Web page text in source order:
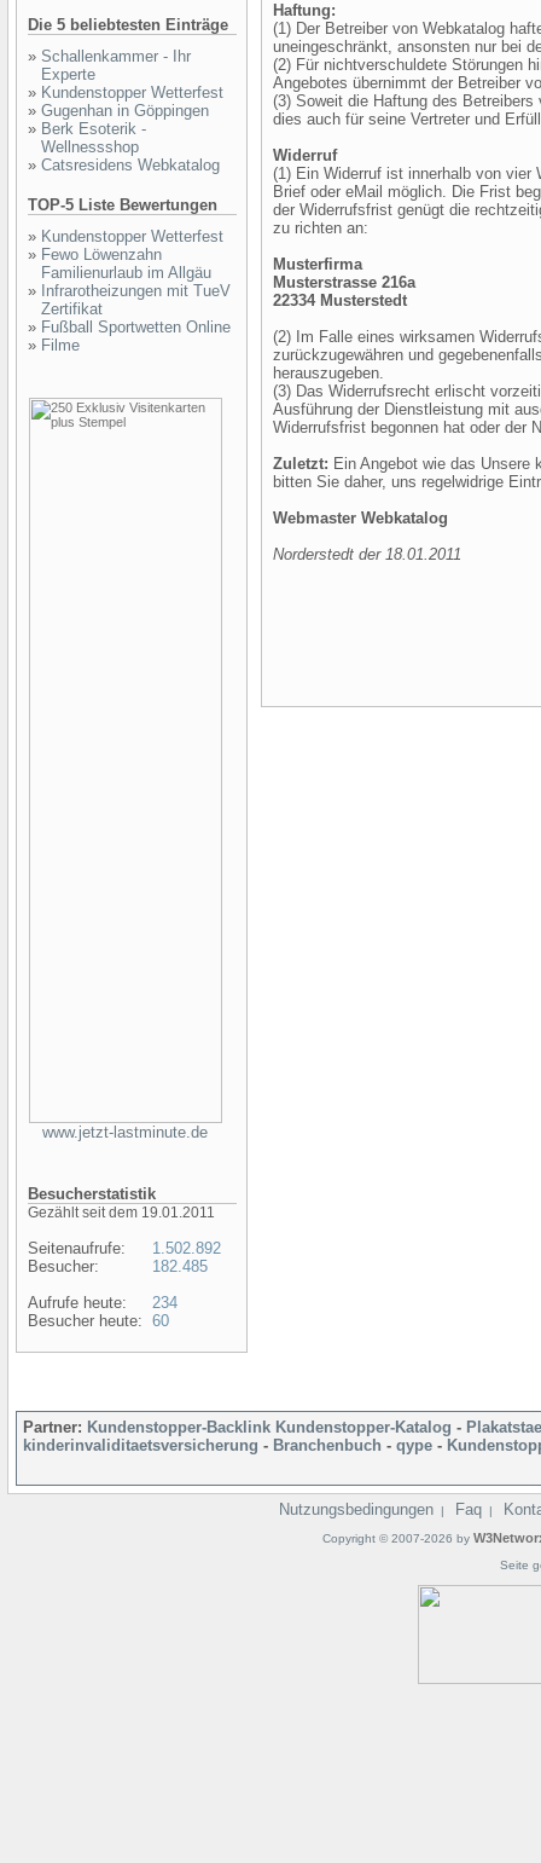
Die 5 beliebtesten Einträge
» Schallenkammer - Ihr
Experte
» Kundenstopper Wetterfest
» Gugenhan in Göppingen
» Berk Esoterik -
Wellnessshop
» Catsresidens Webkatalog
TOP-5 Liste Bewertungen
» Kundenstopper Wetterfest
» Fewo Löwenzahn
Familienurlaub im Allgäu
» Infrarotheizungen mit TueV
Zertifikat
» Fußball Sportwetten Online
» Filme
www.jetzt-lastminute.de
Besucherstatistik
Gezählt seit dem 19.01.2011
Seitenaufrufe:
Besucher:
Aufrufe heute:
Besucher heute:
1.502.892
182.485
234
60
Haftung:
(1) Der Betreiber von Webkatalog
uneingeschränkt, ansonsten nur bei
(2) Für nichtverschuldete Störungen
Angebotes übernimmt der Betreiber
(3) Soweit die Haftung des
dies auch für seine Vertreter und
Widerruf
(1) Ein Widerruf ist innerhalb von vier
Brief oder eMail möglich. Die Frist
der Widerrufsfrist genügt die
zu richten an:
Musterfirma
Musterstrasse 216a
22334 Musterstedt
(2) Im Falle eines wirksamen
zurückzugewähren und
herauszugeben.
(3) Das Widerrufsrecht erlischt
Ausführung der Dienstleistung mit
Widerrufsfrist begonnen hat oder der
Zuletzt: Ein Angebot wie das Unsere
bitten Sie daher, uns regelwidrige
Webmaster Webkatalog
Norderstedt der 18.01.2011
Partner: Kundenstopper-Backlink Kundenstopper-Katalog -
kinderinvaliditaetsversicherung - Branchenbuch - qype -
Nutzungsbedingungen | Faq |
Copyright © 2007-2026 by
Seite